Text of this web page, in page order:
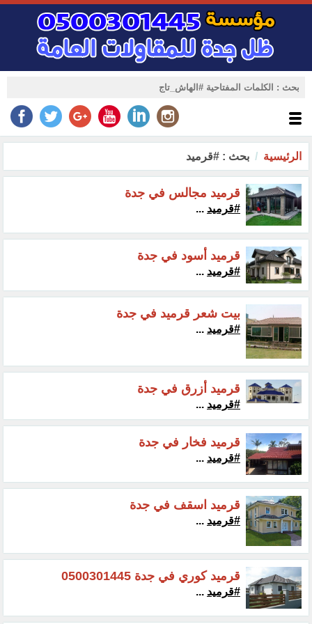
الرئيسية بحث : #قرميد
قرميد مجالس في جدة
#قرميد ...
قرميد أسود في جدة
#قرميد ...
بيت شعر قرميد في جدة
#قرميد ...
قرميد أزرق في جدة
#قرميد ...
قرميد فخار في جدة
#قرميد ...
قرميد اسقف في جدة
#قرميد ...
قرميد كوري في جدة 0500301445
#قرميد ...